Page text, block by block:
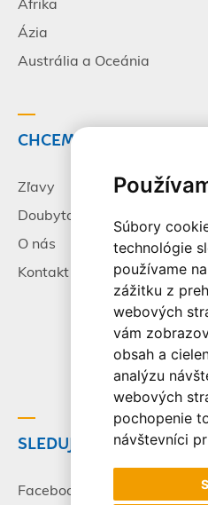
Súbory
technológie
používame
zážitku z
webových
vám
obsah a
analýzu
webových
pochopenie
návštevníci
Ázia
Austrália a Oceánia
CHCEM CESTOVAŤ
Zľavy
Doubytovanie
O nás
Kontakt
SLEDUJTE NÁS
Facebook